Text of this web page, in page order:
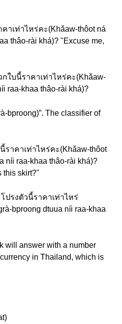
เท่าไหร่คะ(Khǎaw-thôot ná
thâo-rài khá)? "Excuse me,
ใบนี้ราคาเท่าไหร่คะ(Khǎaw-
raa-khaa thâo-rài khá)?
bproong)”. The classifier of
าคาเท่าไหร่คะ(Khǎaw-thôot
níi raa-khaa thâo-rài khá)?
this skirt?"
ปรงตัวนี้ราคาเท่าไหร่
bproong dtuua níi raa-khaa
will answer with a number
in Thailand, which is